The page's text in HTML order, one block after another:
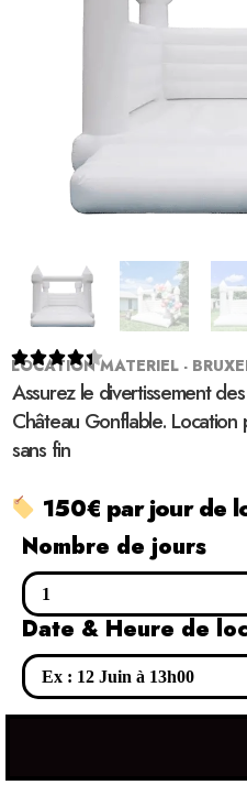

LOCATION MATERIEL -
Assurez le divertissement
Château Gonflable.
sans fin
150€ par jour de
Nombre de jours
Date & Heure de